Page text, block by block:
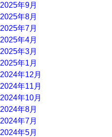
2025年9月
2025年8月
2025年7月
2025年4月
2025年3月
2025年1月
2024年12月
2024年11月
2024年10月
2024年8月
2024年7月
2024年5月